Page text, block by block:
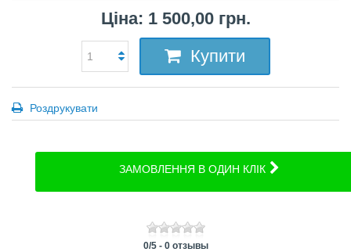
Ціна: 1 500,00 грн.
Купити
Роздрукувати
ЗАМОВЛЕННЯ В ОДИН КЛІК
0/5- 0отзывы